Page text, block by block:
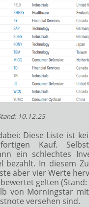
10.12.25
Diese Liste ist
Kauf.
ein schlechtes
bezahlt. In diesem
aber vier Werte
gelten (Stand:
von Morningstar
versehen sind.